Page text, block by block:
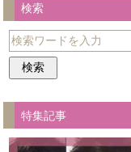
検索
特集記事